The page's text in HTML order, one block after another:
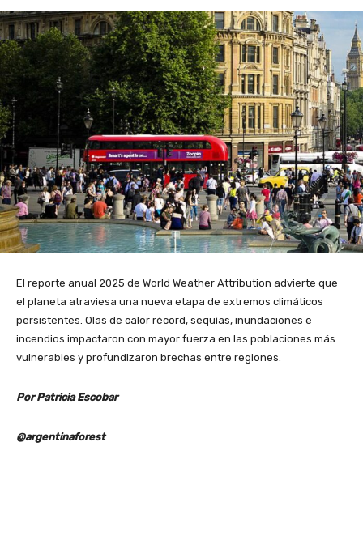
El reporte anual 2025 de World Weather Attribution advierte que
el planeta atraviesa una nueva etapa de extremos climáticos
persistentes. Olas de calor récord, sequías, inundaciones e
incendios impactaron con mayor fuerza en las poblaciones más
vulnerables y profundizaron brechas entre regiones.
Por Patricia Escobar
@argentinaforest